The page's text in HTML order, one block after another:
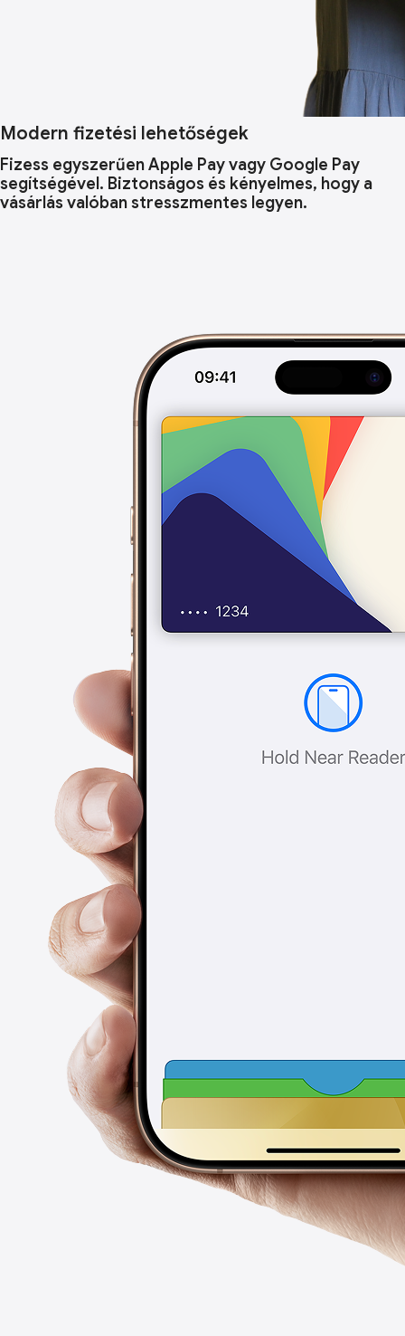
Modern fizetési lehetőségek
Fizess egyszerűen Apple Pay vagy Google Pay
segítségével. Biztonságos és kényelmes, hogy a
vásárlás valóban stresszmentes legyen.